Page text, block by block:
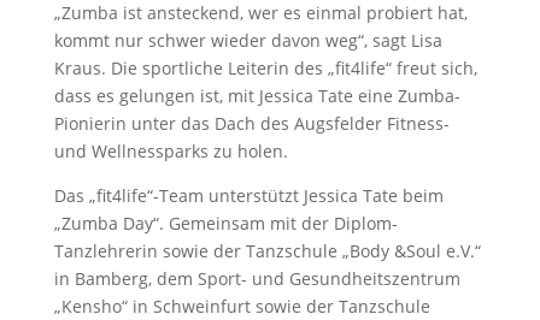
„Zumba ist ansteckend, wer es einmal probiert hat,
kommt nur schwer wieder davon weg“, sagt Lisa
Kraus. Die sportliche Leiterin des „fit4life“ freut sich,
dass es gelungen ist, mit Jessica Tate eine Zumba-
Pionierin unter das Dach des Augsfelder Fitness-
und Wellnessparks zu holen.
Das „fit4life“-Team unterstützt Jessica Tate beim
„Zumba Day“. Gemeinsam mit der Diplom-
Tanzlehrerin sowie der Tanzschule „Body &Soul e.V.“
in Bamberg, dem Sport- und Gesundheitszentrum
„Kensho“ in Schweinfurt sowie der Tanzschule